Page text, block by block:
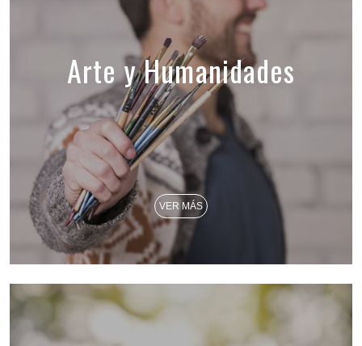
Arte y Humanidades
VER MÁS